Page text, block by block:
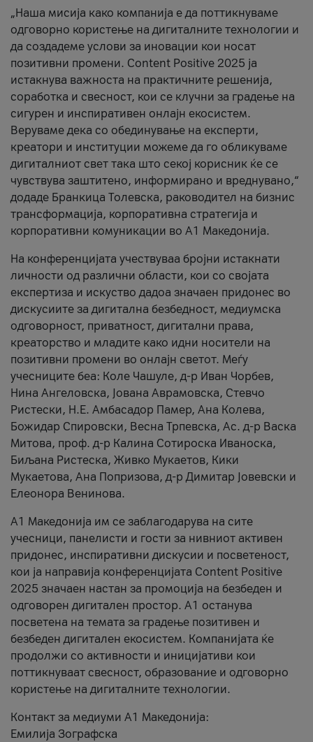
„Наша мисија како компанија е да поттикнуваме
одговорно користење на дигиталните технологии и
да создадеме услови за иновации кои носат
позитивни промени. Content Positive 2025 ја
истакнува важноста на практичните решенија,
соработка и свесност, кои се клучни за градење на
сигурен и инспиративен онлајн екосистем.
Веруваме дека со обединување на експерти,
креатори и институции можеме да го обликуваме
дигиталниот свет така што секој корисник ќе се
чувствува заштитено, информирано и вреднувано,“
додаде Бранкица Толевска, раководител на бизнис
трансформација, корпоративна стратегија и
корпоративни комуникации во А1 Македонија.
На конференцијата учествуваа бројни истакнати
личности од различни области, кои со својата
експертиза и искуство дадоа значаен придонес во
дискусиите за дигитална безбедност, медиумска
одговорност, приватност, дигитални права,
креаторство и младите како идни носители на
позитивни промени во онлајн светот. Меѓу
учесниците беа: Коле Чашуле, д-р Иван Чорбев,
Нина Ангеловска, Јована Аврамовска, Стевчо
Ристески, Н.Е. Амбасадор Памер, Ана Колева,
Божидар Спировски, Весна Трпевска, Ас. д-р Васка
Митова, проф. д-р Калина Сотироска Иваноска,
Биљана Ристеска, Живко Мукаетов, Кики
Мукаетова, Ана Попризова, д-р Димитар Јовевски и
Елеонора Венинова.
А1 Македонија им се заблагодарува на сите
учесници, панелисти и гости за нивниот активен
придонес, инспиративни дискусии и посветеност,
кои ја направија конференцијата Content Positive
2025 значаен настан за промоција на безбеден и
одговорен дигитален простор. А1 останува
посветена на темата за градење позитивен и
безбеден дигитален екосистем. Компанијата ќе
продолжи со активности и иницијативи кои
поттикнуваат свесност, образование и одговорно
користење на дигиталните технологии.
Контакт за медиуми А1 Македонија:
Емилија Зографска